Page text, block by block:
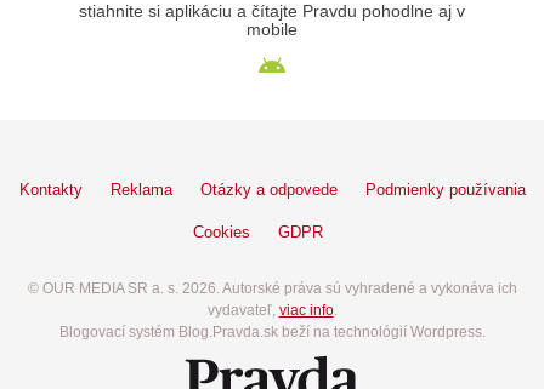
stiahnite si aplikáciu a čítajte Pravdu pohodlne aj v
mobile
Kontakty Reklama Otázky a odpovede Podmienky používania
Cookies GDPR
© OUR MEDIA SR a. s. 2026. Autorské práva sú vyhradené a vykonáva ich
vydavateľ, viac info.
Blogovací systém Blog.Pravda.sk beží na technológií Wordpress.